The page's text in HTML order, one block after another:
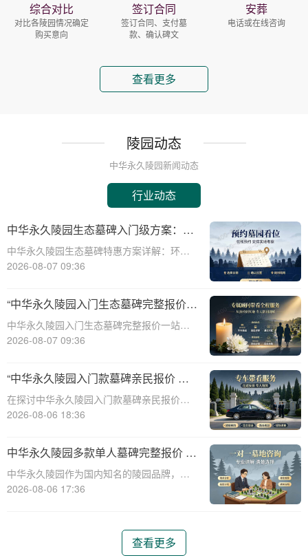
综合对比
对比各陵园情况确定
购买意向
签订合同
签订合同、支付墓
款、确认碑文
安葬
电话或在线咨询
查看更多
陵园动态
中华永久陵园新闻动态
行业动态
中华永久陵园生态墓碑入门级方案：完
整报价与一站式服务打包特惠解析
中华永久陵园生态墓碑特惠方案详解：环
保、经济、个性化选择☎ 中华永久陵园电
提升，选择一个环保且经济的陵园及墓碑成
为许多家庭的考虑。中华永久陵园，作
2026-08-07 09:36
“中华永久陵园入门生态墓碑完整报价
一站式服务打包特惠详解”
中华永久陵园入门生态墓碑完整报价一站式
服务打包特惠详解☎ 中华永久陵园电话:400-
之一，一直致力于提供高品质、个性化的墓
碑服务。生态墓碑作为一种环保、
2026-08-07 09:36
“中华永久陵园入门款墓碑亲民报价 一
次性付清享折上折：超值优惠与便捷选
择的完美结合”
在探讨中华永久陵园入门款墓碑亲民报价这
一主题时，我们首先需要理解墓碑选择的重
对逝者的纪念，也是对生者情感的寄托。因
此，选择一款既符合预算又具有纪念意义的
墓碑显得尤
2026-08-06 18:36
中华永久陵园多款单人墓碑完整报价 淡
季下单直降数千元详解
中华永久陵园作为国内知名的陵园品牌，提
供多种单人墓碑选择，满足不同客户的需
元的优惠政策，帮助消费者做出明智的选
2026-08-06 17:36
查看更多